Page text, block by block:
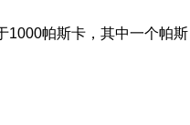
1000帕斯卡，其中一个帕斯